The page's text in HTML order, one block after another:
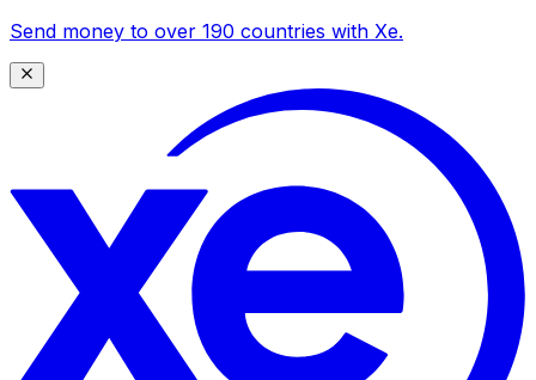
Send money to over 190 countries with Xe.